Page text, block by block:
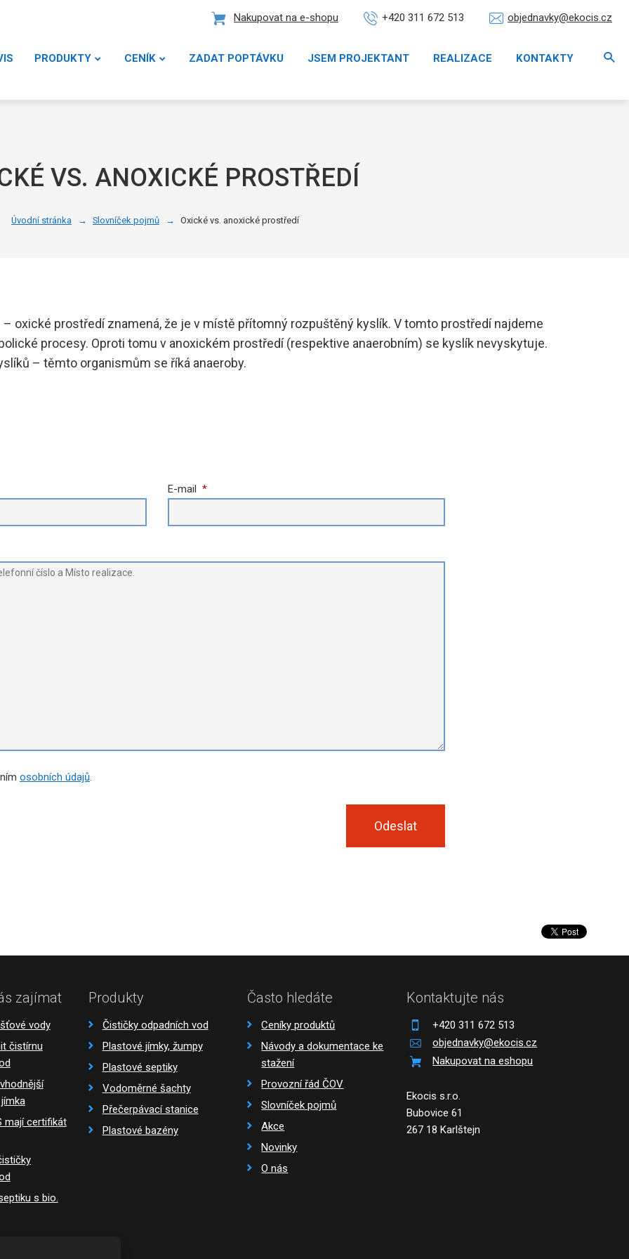
Nakupovat na e-shopu +420 311 672 513 objednavky@ekocis.cz
PRODUKTY CENÍK ZADAT POPTÁVKU JSEM PROJEKTANT REALIZACE KONTAKTY
VS. ANOXICKÉ PROSTŘEDÍ
Úvodní stránka Slovníček pojmů Oxické vs. anoxické prostředí
– oxické prostředí znamená, že je v místě přítomný rozpuštěný kyslík. V tomto prostředí najdeme
procesy. Oproti tomu v anoxickém prostředí (respektive anaerobním) se kyslík nevyskytuje.
– těmto organismům se říká anaeroby.
E-mail *
osobních údajů.
Odeslat
zajímat
vody
čistírnu
mají certifikát
s bio.
Produkty
Čističky odpadních vod
Plastové jímky, žumpy
Plastové septiky
Vodoměrné šachty
Přečerpávací stanice
Plastové bazény
Často hledáte
Ceníky produktů
Návody a dokumentace ke
stažení
Provozní řád ČOV
Slovníček pojmů
Akce
Novinky
O nás
Kontaktujte nás
+420 311 672 513
objednavky@ekocis.cz
Nakupovat na eshopu
Ekocis s.r.o.
Bubovice 61
267 18 Karlštejn